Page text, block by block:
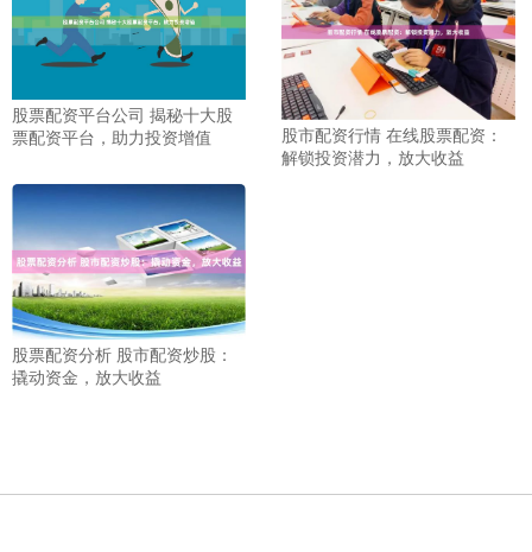
股票配资平台公司 揭秘十大股
票配资平台，助力投资增值
股市配资行情 在线股票配资：
解锁投资潜力，放大收益
股票配资分析 股市配资炒股：
撬动资金，放大收益